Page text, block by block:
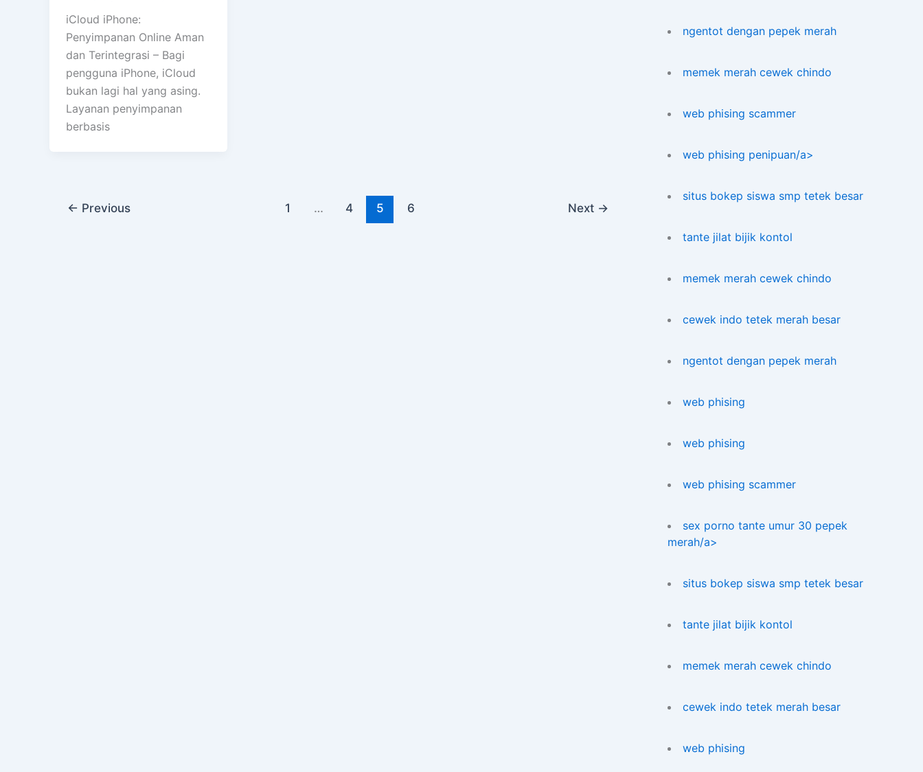
iCloud iPhone:
Penyimpanan Online Aman
dan Terintegrasi – Bagi
pengguna iPhone, iCloud
bukan lagi hal yang asing.
Layanan penyimpanan
berbasis
← Previous 1 … 4 5 6 Next →
ngentot dengan pepek merah
memek merah cewek chindo
web phising scammer
web phising penipuan/a>
situs bokep siswa smp tetek besar
tante jilat bijik kontol
memek merah cewek chindo
cewek indo tetek merah besar
ngentot dengan pepek merah
web phising
web phising
web phising scammer
sex porno tante umur 30 pepek
merah/a>
situs bokep siswa smp tetek besar
tante jilat bijik kontol
memek merah cewek chindo
cewek indo tetek merah besar
web phising